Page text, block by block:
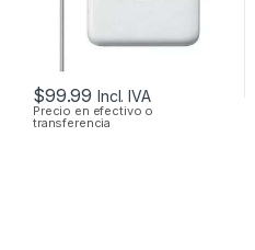
$99.99 Incl. IVA
Precio en efectivo o
transferencia